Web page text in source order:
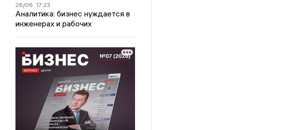
26/06 17:23
Аналитика: бизнес нуждается в
инженерах и рабочих